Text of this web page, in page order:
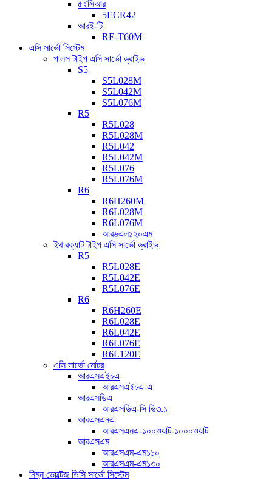
৫ইসিআর
5ECR42
আরই-টি
RE-T60M
এসি সার্ভো সিস্টেম
পালস টাইপ এসি সার্ভো ড্রাইভ
S5
S5L028M
S5L042M
S5L076M
R5
R5L028
R5L028M
R5L042
R5L042M
R5L076
R5L076M
R6
R6H260M
R6L028M
R6L076M
আর৬এল১২০এম
ইথারক্যাট টাইপ এসি সার্ভো ড্রাইভ
R5
R5L028E
R5L042E
R5L076E
R6
R6H260E
R6L028E
R6L042E
R6L076E
R6L120E
এসি সার্ভো মোটর
আরএসএইচএ
আরএসএইচএ-এ
আরএসডিএ
আরএসডিএ-সি ভি৩.১
আরএসএনএ
আরএসএনএ-১০০ওয়াট-১০০০ওয়াট
আরএসএম
আরএসএম-এম১১০
আরএসএম-এম১৩০
নিম্ন ভোল্টেজ ডিসি সার্ভো সিস্টেম